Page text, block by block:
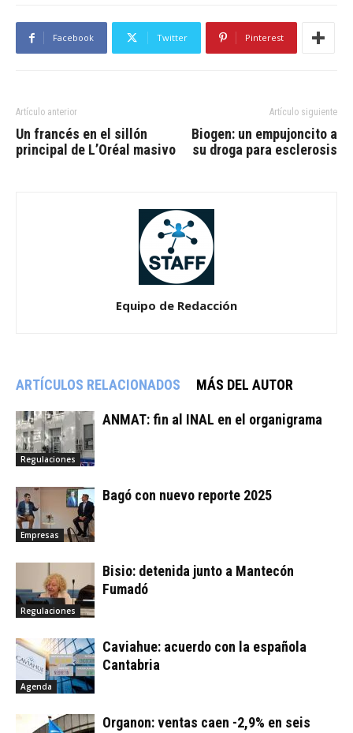
Facebook Twitter Pinterest
Artículo anterior
Un francés en el sillón
principal de L’Oréal masivo
Artículo siguiente
Biogen: un empujoncito a
su droga para esclerosis
Equipo de Redacción
ARTÍCULOS RELACIONADOS MÁS DEL AUTOR
Regulaciones
ANMAT: fin al INAL en el organigrama
Empresas
Bagó con nuevo reporte 2025
Regulaciones
Bisio: detenida junto a Mantecón
Fumadó
Agenda
Caviahue: acuerdo con la española
Cantabria
Organon: ventas caen -2,9% en seis